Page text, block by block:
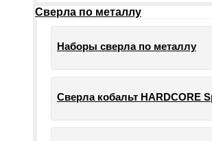
Сверла по металлу
Наборы сверла по металлу
Сверла кобальт HARDCORE